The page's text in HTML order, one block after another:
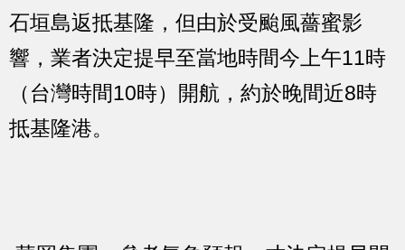
石垣島返抵基隆，但由於受颱風薔蜜影
響，業者決定提早至當地時間今上午11時
（台灣時間10時）開航，約於晚間近8時
抵基隆港。